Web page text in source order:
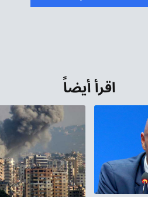
مفاتيح
مستوى
الصوت.
اقرأ أيضاً